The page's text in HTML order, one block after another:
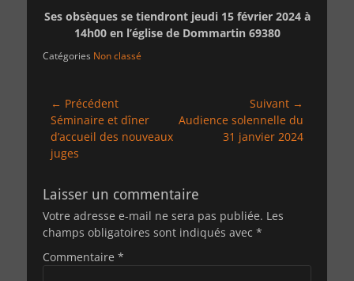
Ses obsèques se tiendront jeudi 15 février 2024 à
14h00 en l’église de Dommartin 69380
Catégories Non classé
Navigation
de
l’article
← Précédent
Article
précédent :
Séminaire et dîner
d’accueil des nouveaux
juges
Suivant →
Article
Audience solennelle du
31 janvier 2024
Laisser un commentaire
Votre adresse e-mail ne sera pas publiée. Les
champs obligatoires sont indiqués avec *
Commentaire *